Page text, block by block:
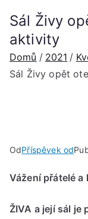
Sál Živy
aktivity
Domů 2021
Sál Živy opět
OdPříspěvek od
Vážení přátelé a
ŽIVA a její sál je